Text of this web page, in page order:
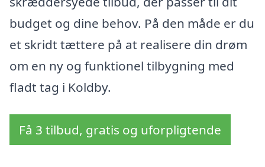
budget og dine behov. På den måde er du
et skridt tættere på at realisere din drøm
om en ny og funktionel tilbygning med
fladt tag i Koldby.
Få 3 tilbud, gratis og uforpligtende